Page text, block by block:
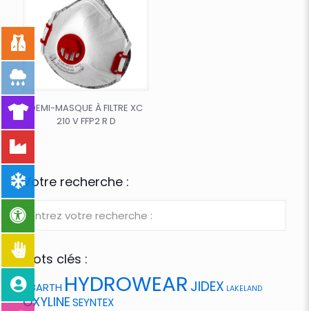
DEMI-MASQUE À FILTRE XC
210 V FFP2 R D
Votre recherche :
Mots clés :
ABARTH HYDROWEAR JIDEX LAKELAND
OXYLINESEYNTEX